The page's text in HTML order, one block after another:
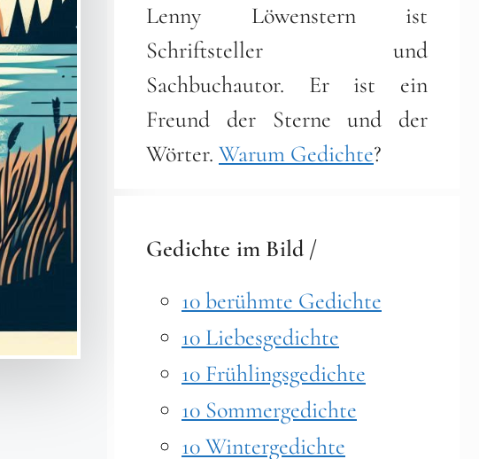
Lenny Löwenstern ist
Schriftsteller und
Sachbuchautor. Er ist ein
Freund der Sterne und der
Wörter. Warum Gedichte?
Gedichte im Bild /
10 berühmte Gedichte
10 Liebesgedichte
10 Frühlingsgedichte
10 Sommergedichte
10 Wintergedichte